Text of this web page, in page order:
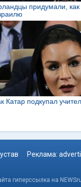
Реклама:
гиперссылка на